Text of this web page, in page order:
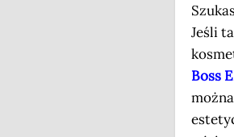
Jeśli
Boss